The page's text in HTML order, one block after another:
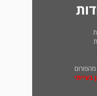
בעייתי